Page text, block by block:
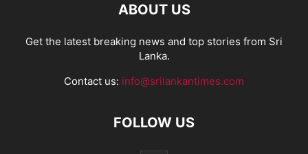
ABOUT US
Get the latest breaking news and top stories from Sri
Lanka.
Contact us: info@srilankantimes.com
FOLLOW US